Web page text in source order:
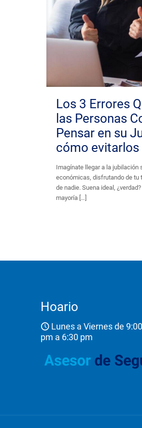
Los 3 Errores
las Personas
Pensar en su
cómo evitarlos
Imagínate llegar a la jubilación
económicas, disfrutando de tu
de nadie. Suena ideal,
mayoría[…]
Hoario
Lunes a Viernes de
pm a 6:30 pm